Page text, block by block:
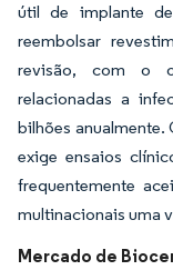
útil de implante
reembolsar
revisão, com o
relacionadas a
bilhões
exige ensaios
frequentemente
multinacionais uma
Mercado de